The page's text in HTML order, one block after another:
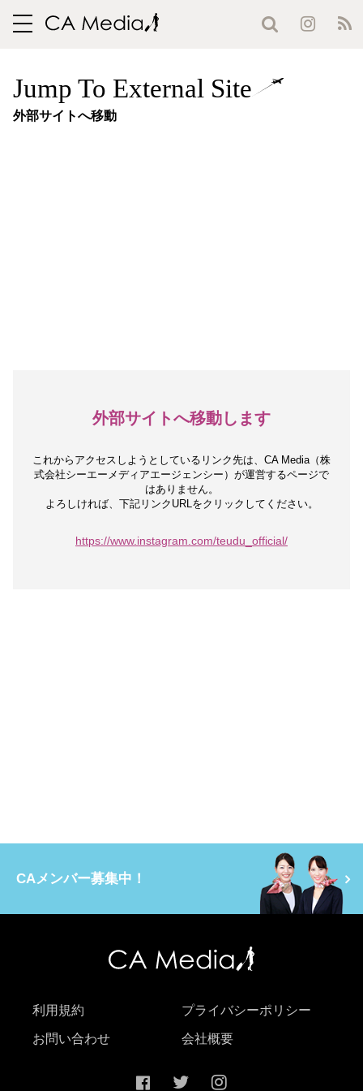
toggle
Jump To External Site
外部サイトへ移動
外部サイトへ移動します
これからアクセスしようとしているリンク先は、 CA Media（株
式会社シーエーメディアエージェンシー）が運営するページで
はありません。
よろしければ、下記リンクURLをクリックしてください。
https://www.instagram.com/teudu_official/
CAメンバー募集中！
利用規約 プライバシーポリシー
お問い合わせ 会社概要